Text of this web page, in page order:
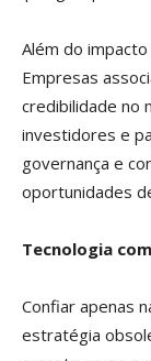
Além do
Empresas
credibilidade no
investidores e
governança e
oportunidades
Tecnologia
Confiar apenas
estratégia